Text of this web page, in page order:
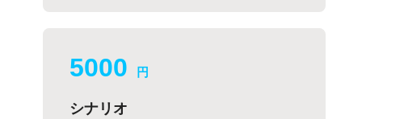
5000 円
シナリオ